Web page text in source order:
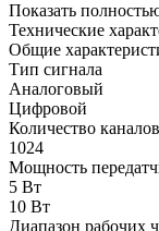
Показать
Технические
Общие
Тип сигнала
Аналоговый
Цифровой
Количество каналов
1024
Мощность
5 Вт
10 Вт
Диапазон рабочих